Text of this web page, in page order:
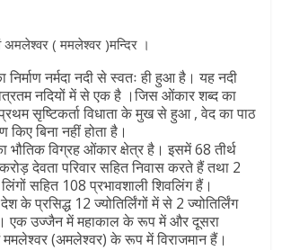
अमलेश्वर ( ममलेश्वर )मन्दिर ।
नर्मदा नदी से स्वतः ही हुआ है। यह नदी
नदियों में से एक है ।जिस ओंकार शब्द का
सृष्टिकर्ता विधाता के मुख से हुआ , वेद का पाठ
बिना नहीं होता है।
विग्रह ओंकार क्षेत्र है। इसमें 68 तीर्थ
देवता परिवार सहित निवास करते हैं तथा 2
सहित 108 प्रभावशाली शिवलिंग हैं।
के प्रसिद्ध 12 ज्योतिर्लिंगों में से 2 ज्योतिर्लिंग
एक उज्जैन में महाकाल के रूप में और दूसरा
(अमलेश्वर) के रूप में विराजमान हैं।